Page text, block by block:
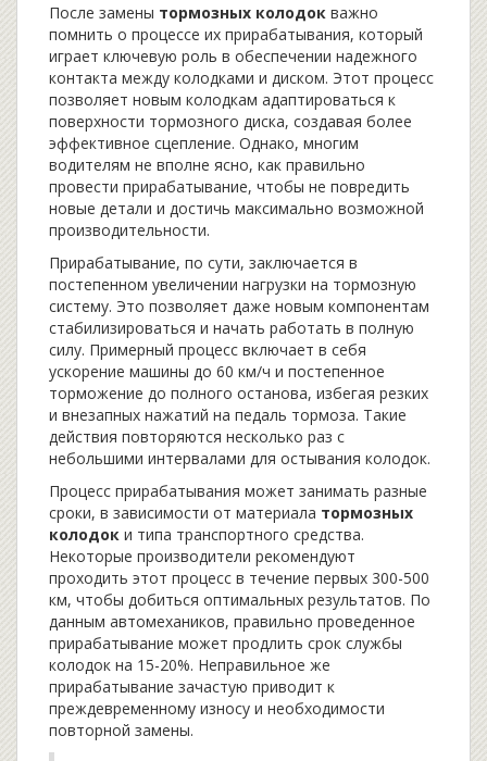
После замены тормозных колодок важно
помнить о процессе их прирабатывания, который
играет ключевую роль в обеспечении надежного
контакта между колодками и диском. Этот процесс
позволяет новым колодкам адаптироваться к
поверхности тормозного диска, создавая более
эффективное сцепление. Однако, многим
водителям не вполне ясно, как правильно
провести прирабатывание, чтобы не повредить
новые детали и достичь максимально возможной
производительности.
Прирабатывание, по сути, заключается в
постепенном увеличении нагрузки на тормозную
систему. Это позволяет даже новым компонентам
стабилизироваться и начать работать в полную
силу. Примерный процесс включает в себя
ускорение машины до 60 км/ч и постепенное
торможение до полного останова, избегая резких
и внезапных нажатий на педаль тормоза. Такие
действия повторяются несколько раз с
небольшими интервалами для остывания колодок.
Процесс прирабатывания может занимать разные
сроки, в зависимости от материала тормозных
колодок и типа транспортного средства.
Некоторые производители рекомендуют
проходить этот процесс в течение первых 300-500
км, чтобы добиться оптимальных результатов. По
данным автомехаников, правильно проведенное
прирабатывание может продлить срок службы
колодок на 15-20%. Неправильное же
прирабатывание зачастую приводит к
преждевременному износу и необходимости
повторной замены.